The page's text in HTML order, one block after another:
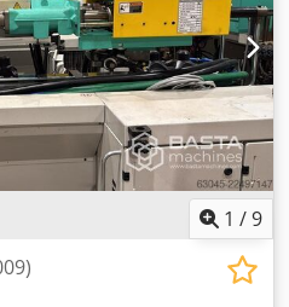
140 cm³/s Caudal de
cm³/s Presión de
200 bar Velocidad máxima del
del husillo: 380 Nm Fuerza
Carrera de retracción del
/ potencia: 4
del cabezal: 0,6 kW Volumen
Y PESO Capacidad de
kg Conexión eléctrica: 80 A
1 /9